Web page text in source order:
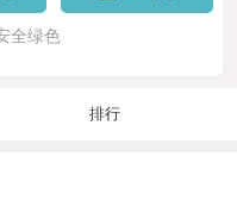
全绿色
排行